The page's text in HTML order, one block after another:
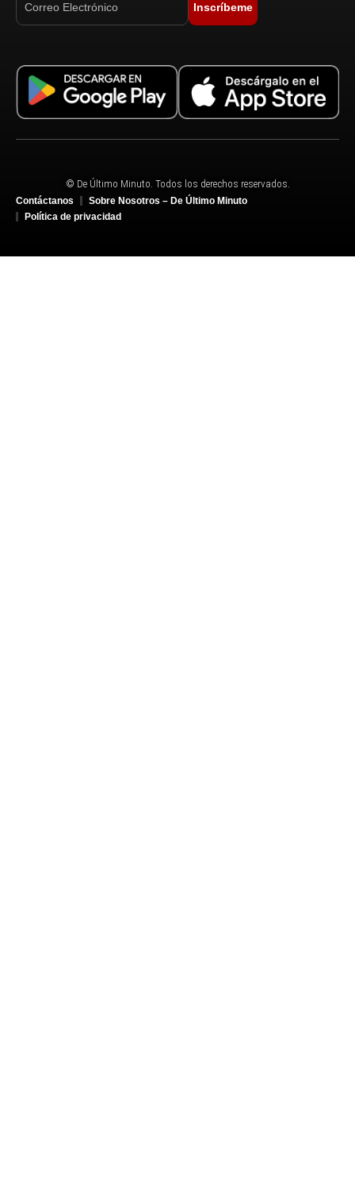
Inscríbeme
© De Último Minuto. Todos los derechos reservados.
Contáctanos
Sobre Nosotros – De Último Minuto
Política de privacidad